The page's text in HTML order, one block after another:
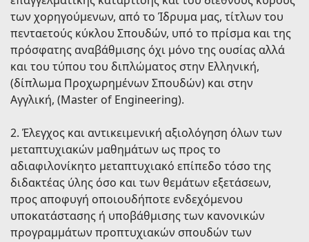
των χορηγούμενων, από το Ίδρυμα μας, τίτλων του
πενταετούς κύκλου Σπουδών, υπό το πρίσμα και της
πρόσφατης αναβάθμισης όχι μόνο της ουσίας αλλά
και του τύπου του διπλώματος στην Ελληνική,
(δίπλωμα Προχωρημένων Σπουδών) και στην
Αγγλική, (Master of Engineering).
2. Έλεγχος και αντικειμενική αξιολόγηση όλων των
μεταπτυχιακών μαθημάτων ως προς το
αδιαφιλονίκητο μεταπτυχιακό επίπεδο τόσο της
διδακτέας ύλης όσο και των θεμάτων εξετάσεων,
προς αποφυγή οποιουδήποτε ενδεχόμενου
υποκατάστασης ή υποβάθμισης των κανονικών
προγραμμάτων προπτυχιακών σπουδών των